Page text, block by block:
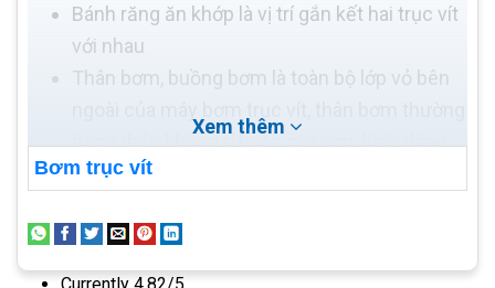
Bánh răng ăn khớp là vị trí gắn kết hai trục vít
với nhau
Thân bơm, buồng bơm là toàn bộ lớp vỏ bên
bằng thép không rỉ hoặc mạ sơn, hình dáng
thân bơm trục vít thẳng, dài
làm mát động cơ và giải nhiệt lưu chất trong
quá trình hoạt động.
Xem thêm
Bơm trục vít